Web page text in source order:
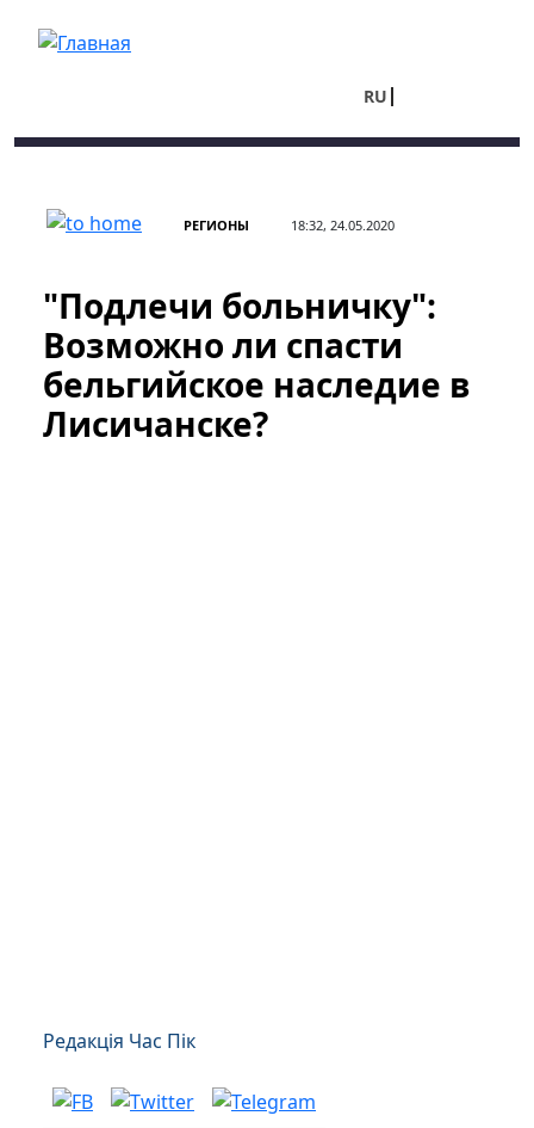
RU
РЕГИОНЫ 18:32, 24.05.2020
"Подлечи больничку":
Возможно ли спасти
бельгийское наследие в
Лисичанске?
Редакція Час Пік